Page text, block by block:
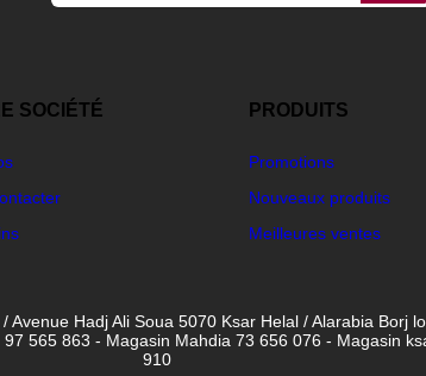
SOCIÉTÉ PRODUITS
Promotions
Nouveaux produits
Meilleures ventes
Avenue Hadj Ali Soua 5070 Ksar Helal / Alarabia Borj
565 863 - Magasin Mahdia 73 656 076 - Magasin
910